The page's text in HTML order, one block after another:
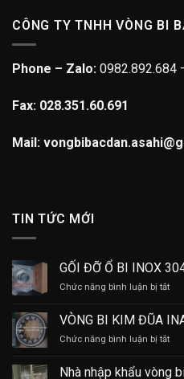
CÔNG TY TNHH VÒNG BI
Phone – Zalo: 0982.892.684
Fax: 028.351.60.691
Mail:
TIN TỨC MỚI
GỐI ĐỠ Ổ BI INOX
Chức năng bình luận bị tắtở
ĐỠ
Ổ
BI
304
VÒNG BI KIM ĐŨA
Chức năng bình luận bị tắtở
BI
Nhà nhập khẩu vòng